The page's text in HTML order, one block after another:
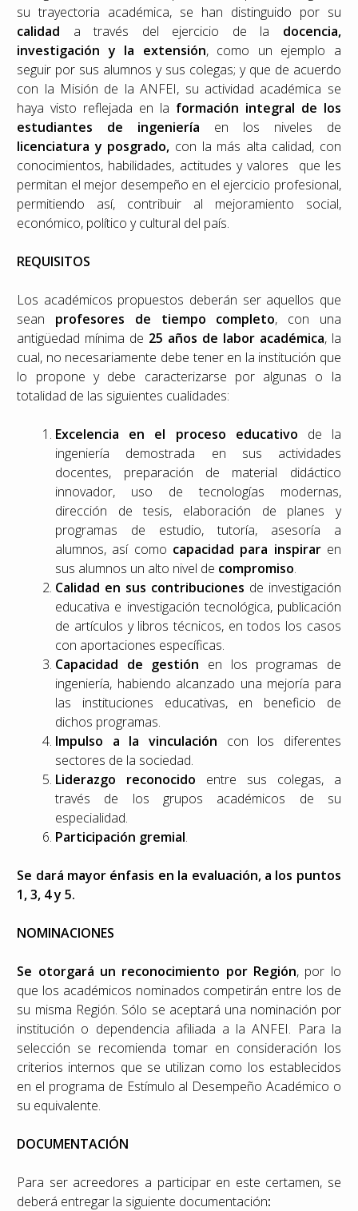
su trayectoria académica, se han distinguido por su
calidad a través del ejercicio de la docencia,
investigación y la extensión, como un ejemplo a
seguir por sus alumnos y sus colegas; y que de acuerdo
con la Misión de la ANFEI, su actividad académica se
haya visto reflejada en la formación integral de los
estudiantes de ingeniería en los niveles de
licenciatura y posgrado, con la más alta calidad, con
conocimientos, habilidades, actitudes y valores que les
permitan el mejor desempeño en el ejercicio profesional,
permitiendo así, contribuir al mejoramiento social,
económico, político y cultural del país.
REQUISITOS
Los académicos propuestos deberán ser aquellos que
sean profesores de tiempo completo, con una
antigüedad mínima de 25 años de labor académica, la
cual, no necesariamente debe tener en la institución que
lo propone y debe caracterizarse por algunas o la
totalidad de las siguientes cualidades:
Excelencia en el proceso educativo de la
ingeniería demostrada en sus actividades
docentes, preparación de material didáctico
innovador, uso de tecnologías modernas,
dirección de tesis, elaboración de planes y
programas de estudio, tutoría, asesoría a
alumnos, así como capacidad para inspiraren
sus alumnos un alto nivel de compromiso.
Calidad en sus contribuciones de investigación
educativa e investigación tecnológica, publicación
de artículos y libros técnicos, en todos los casos
con aportaciones específicas.
Capacidad de gestión en los programas de
ingeniería, habiendo alcanzado una mejoría para
las instituciones educativas, en beneficio de
dichos programas.
Impulso a la vinculación con los diferentes
sectores de la sociedad.
Liderazgo reconocido entre sus colegas, a
través de los grupos académicos de su
especialidad.
Participación gremial.
Se dará mayor énfasis en la evaluación, a los puntos
1, 3, 4 y 5.
NOMINACIONES
Se otorgará un reconocimiento por Región, por lo
que los académicos nominados competirán entre los de
su misma Región. Sólo se aceptará una nominación por
institución o dependencia afiliada a la ANFEI. Para la
selección se recomienda tomar en consideración los
criterios internos que se utilizan como los establecidos
en el programa de Estímulo al Desempeño Académico o
su equivalente.
DOCUMENTACIÓN
Para ser acreedores a participar en este certamen, se
deberá entregar la siguiente documentación: